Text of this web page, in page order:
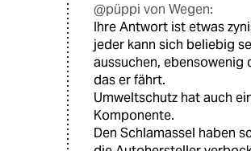
@püppi von Wegen:
Ihre Antwort ist etwas
jeder kann sich beliebig
aussuchen, ebensowenig
das er fährt.
Umweltschutz hat auch
Komponente.
Den Schlamassel haben